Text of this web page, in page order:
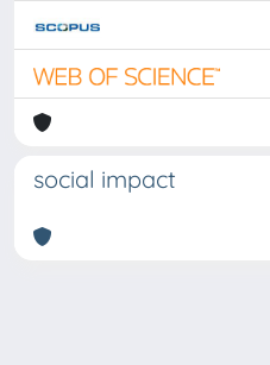
social impact